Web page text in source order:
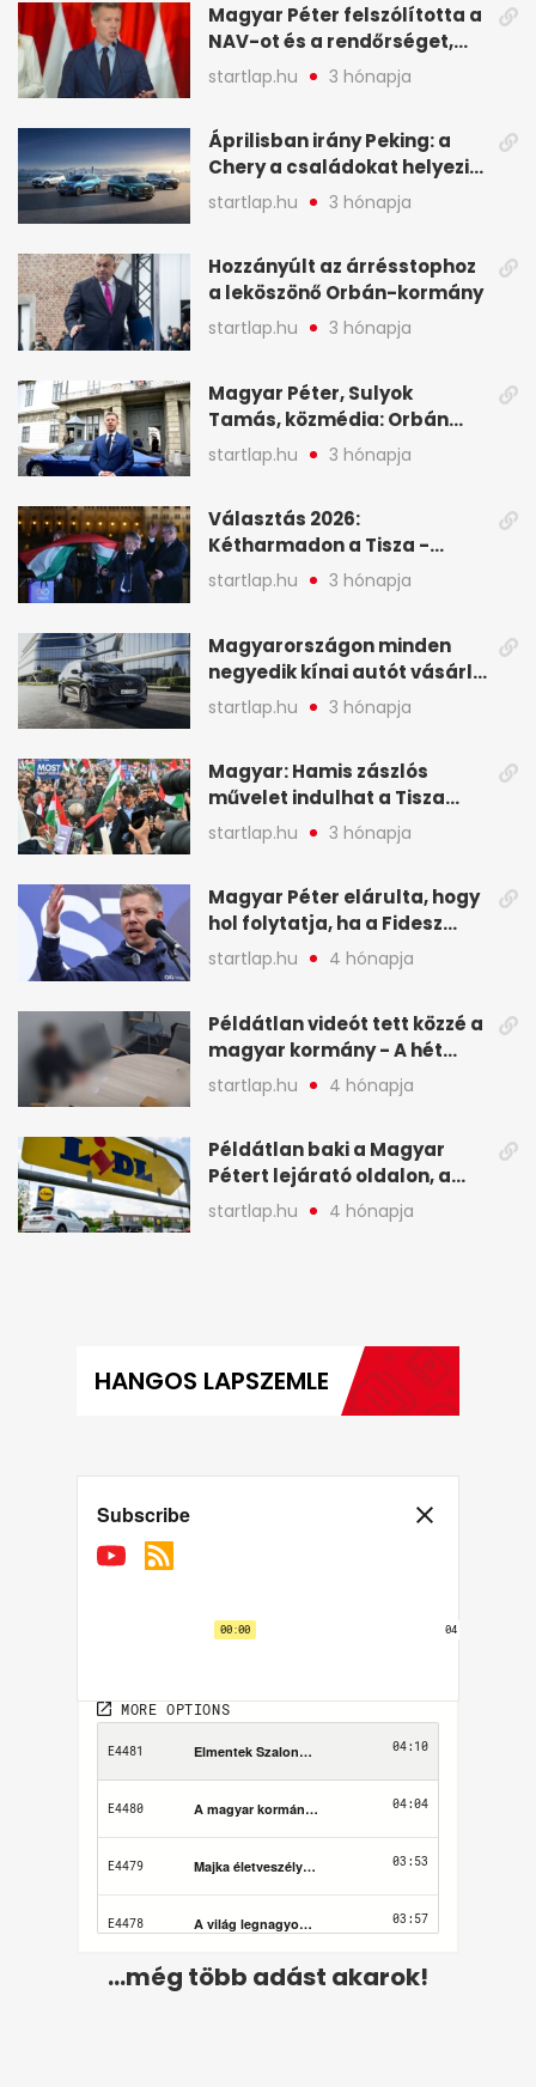
Magyar Péter felszólította a
NAV-ot és a rendőrséget,
tartóztassák le a NER-es
oligarchákat - A hét
startlap.hu 3 hónapja
Áprilisban irány Peking: a
Chery a családokat helyezi
globális mobilitási
programja középpontjába
startlap.hu 3 hónapja
Hozzányúlt az árrésstophoz
a leköszönő Orbán-kormány
startlap.hu 3 hónapja
Magyar Péter, Sulyok
Tamás, közmédia: Orbán
Viktor április 13. óta hallgat,
közben pörögnek az
startlap.hu 3 hónapja
Választás 2026:
Kétharmadon a Tisza -
mutatjuk, hogyan alakulnak
a mandátumok
startlap.hu 3 hónapja
Magyarországon minden
negyedik kínai autót vásárló
a Chery mellett döntött (X)
startlap.hu 3 hónapja
Magyar: Hamis zászlós
művelet indulhat a Tisza
ellen a választás napján - A
hét legfontosabb eseményei
startlap.hu 3 hónapja
Magyar Péter elárulta, hogy
hol folytatja, ha a Fidesz
nyeri a választást - A hét
legfontosabb hírei
startlap.hu 4 hónapja
Példátlan videót tett közzé a
magyar kormány - A hét
legfontosabb hírei
képekben
startlap.hu 4 hónapja
Példátlan baki a Magyar
Pétert lejárató oldalon, a
Lidlnek azonnal lépnie
kellett - A hét legfontosabb
startlap.hu 4 hónapja
HANGOS LAPSZEMLE
...még több adást akarok!